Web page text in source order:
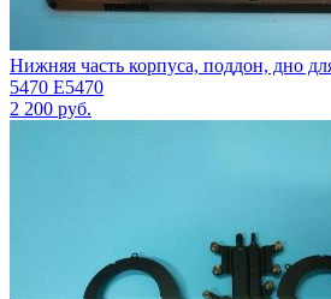
Нижняя часть корпуса, поддон, дно
5470 E5470
2 200 руб.